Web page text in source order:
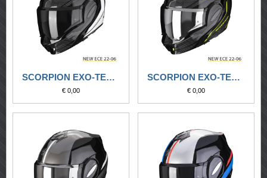
SCORPION EXO-TECH EVO ANIMO NERO-BIANCO
€ 0,00
SCORPION EXO-TECH EVO ANIMO NERO-GIALLO NEON
€ 0,00